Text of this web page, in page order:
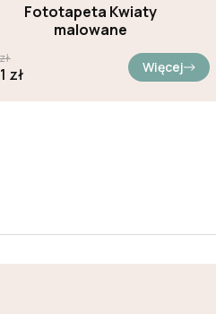
Fototapeta Kwiaty
malowane
zł
zł Więcej